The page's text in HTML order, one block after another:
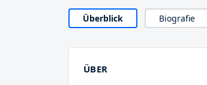
Überblick Biografie
ÜBER